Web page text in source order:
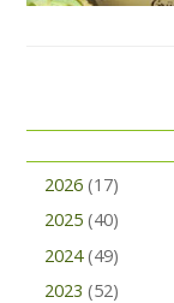
2026 (17)
2025 (40)
2024 (49)
2023 (52)